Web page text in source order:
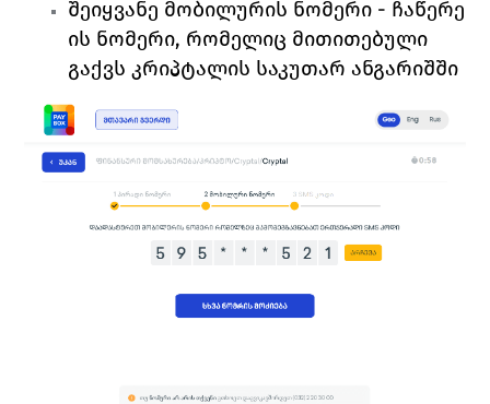
შეიყვანე მობილურის ნომერი - ჩაწერე
ის ნომერი, რომელიც მითითებული
გაქვს კრიპტალის საკუთარ ანგარიშში